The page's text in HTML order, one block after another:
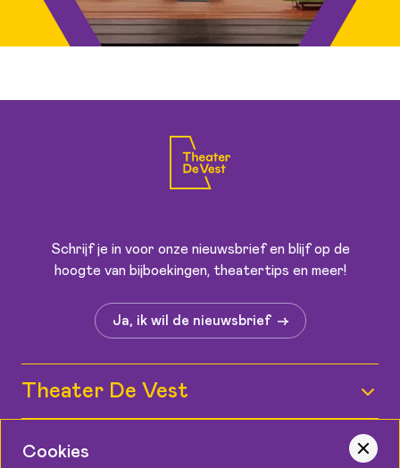
Schrijf je in voor onze nieuwsbrief en blijf op de
hoogte van bijboekingen, theatertips en meer!
Ja, ik wil de nieuwsbrief
Theater De Vest
Informatie
Cookies